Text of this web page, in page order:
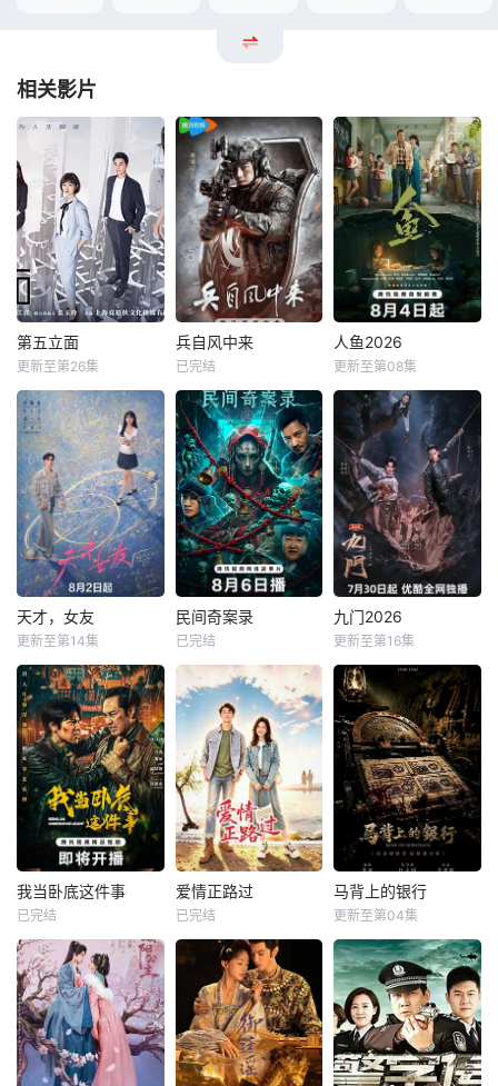
相关影片
第五立面
鲁佳妮
该剧围绕四位建筑
师展开，讲述了他
们在中意合作项目
中面对专业挑战与
境外竞争，通过创
新实践实现本土设
计理念突破的故
事。
第五立面
更新至第26集
兵自风中来
丁勇岱
该剧讲述了在396
旅与陆军步兵学院
联合举办的小型军
事演习中，郭子剑
因不满演习流于形
式，假传指令要求
真打实抗，虽引发
哗然，却获赏识调
任396旅一营营
长。他激发官兵血
在一次对抗中由于
失误，
兵自风中来
已完结
人鱼2026
黄杨钿甜
就读于职业中学培
训部的花季女生苏
琳（黄杨钿甜
饰），虽自小被父
母忽视，在艰苦环
境中长大，但她始
终刻苦学习，憧憬
未来。为此，苏琳
苦练口语并争取到
了英文朗诵剧中小
不想遭到同学马娜
（段钰 饰
人鱼2026
更新至第08集
天才，女友
赖伟明
根据素光同同名小
说改编。江逾白长
大以后，林知夏忽
然对他说：“江逾
白，我喜欢你，哲
学和生物学意义上
的喜欢。”那个夜
晚，他脸颊微热，
还听见自己加速的
心跳声……
天才，女友
更新至第14集
民间奇案录
张雪菡
患有妄想症的警察
张天盛遇上一起离
奇的神像杀人事
件，勘案过程中，
牵引出“婴胎报
仇”，“娘娘索命”等
一连串妖异事件，
张天盛虽被种种诡
怪幻象阻碍，却坚
信这是藏在迷信后
向封建传统宣战，
敢于破除
民间奇案录
已完结
九门2026
曾舜晞
长沙风云再起之
时，张启山（陈伟
霆 饰）与吴老狗
（曾舜晞 饰）强强
联手，携手霍仙姑
（陈瑶 饰）与九门
诸人共赴冒险奇
局。一桩401部队
的神秘失踪事件，
牵出百年尘封的惊
择、兄弟之情、门
派担当与
九门2026
更新至第16集
我当卧底这件事
制作公司：鑫泰影
视、妙笔华章 &am
p;nbsp; &amp;nbs
p; &amp;nbsp; &a
mp;nbsp; &amp;nb
sp; &amp;nbsp; &a
我当卧底这件事
已完结
爱情正路过
27岁社恐漫画作者
沈筱兮遭遇创作危
机与健康难题，身
心陷入低谷，独自
前往昆明开启告别
之旅。途中她遇见
爱情正路过
已完结
马背上的银行
王全有
抗战期间，日伪政
府强行推广、使用
由“中国准备银行”
发行的伪钞货币。
根据党中央指示，
马背上的银行
更新至第04集